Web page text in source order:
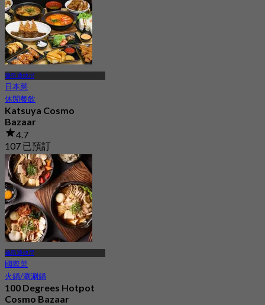
穆昂通他尼
日本菜
休閒餐飲
Katsuya Cosmo
Bazaar
4.7
107 已預訂
起฿ 237.5
穆昂通他尼
國際菜
火鍋/涮涮鍋
100 Degrees Hotpot
Cosmo Bazaar